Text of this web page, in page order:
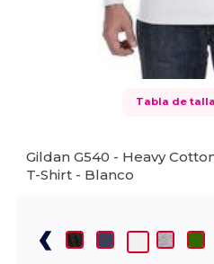
Tabla de
Gildan G540 - Heavy
T-Shirt - Blanco